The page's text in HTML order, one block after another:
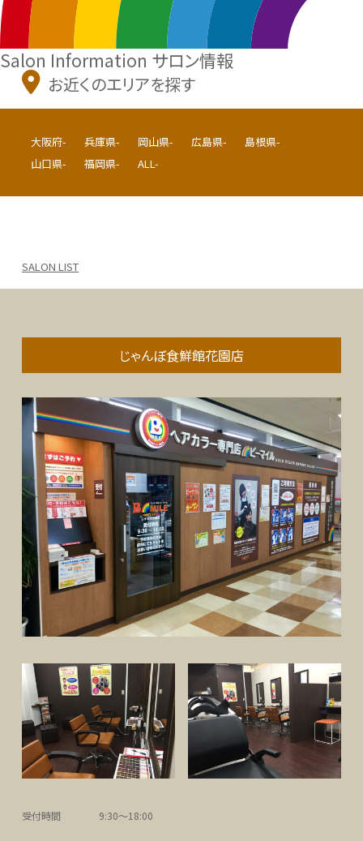
Salon Information サロン情報
お近くのエリアを探す
大阪府- 兵庫県- 岡山県- 広島県-
島根県-
山口県-
福岡県- ALL-
SALON LIST
じゃんぼ食鮮館花園店
受付時間 9:30～18:00